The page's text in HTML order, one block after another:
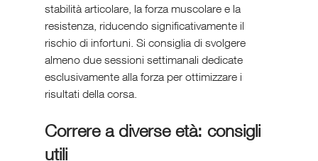
stabilità articolare, la forza muscolare e la
resistenza, riducendo significativamente il
rischio di infortuni. Si consiglia di svolgere
almeno due sessioni settimanali dedicate
esclusivamente alla forza per ottimizzare i
risultati della corsa.
Correre a diverse età: consigli
utili